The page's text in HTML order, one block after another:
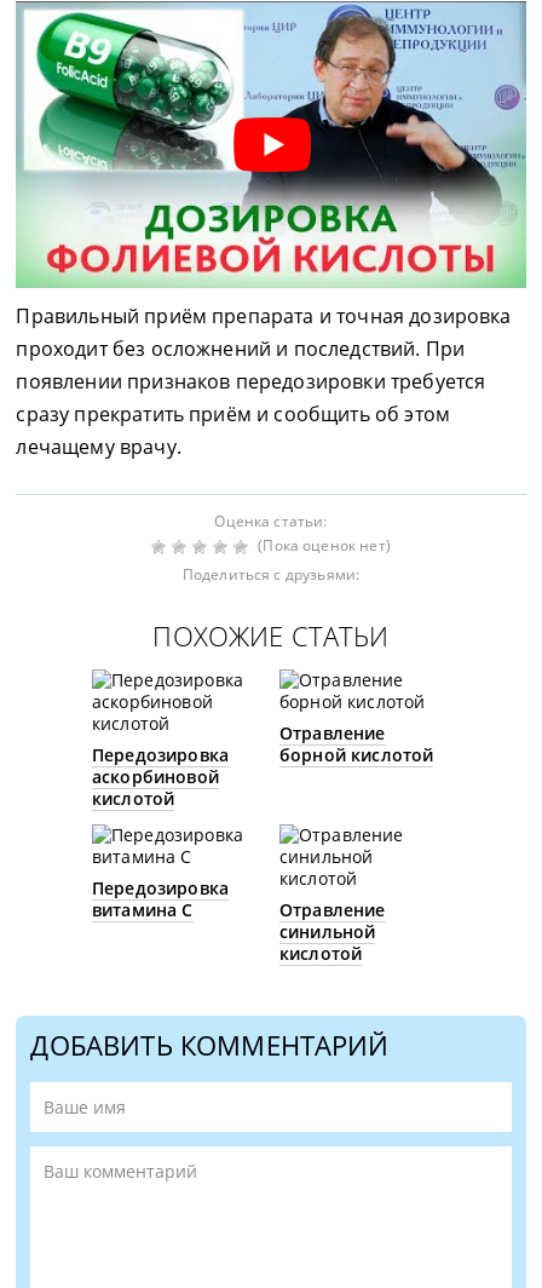
Правильный приём препарата и точная дозировка
проходит без осложнений и последствий. При
появлении признаков передозировки требуется
сразу прекратить приём и сообщить об этом
лечащему врачу.
Оценка статьи:
(Пока оценок нет)
Поделиться с друзьями:
ПОХОЖИЕ СТАТЬИ
Передозировка
аскорбиновой
кислотой
Отравление
борной кислотой
Передозировка
витамина С
Отравление
синильной
кислотой
ДОБАВИТЬ КОММЕНТАРИЙ